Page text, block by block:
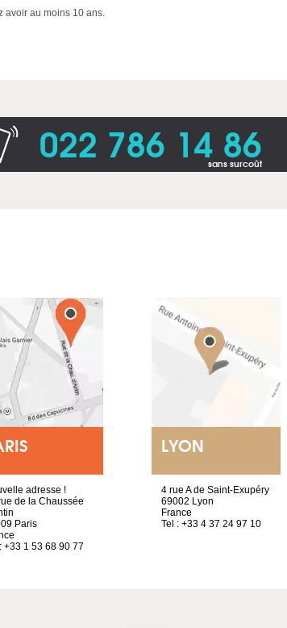
avoir au moins 10 ans.
022 786 14 86
sans surcoût
adresse !
de la Chaussée
Paris
+33 1 53 68 90 77
LYON
4 rue A de Saint-Exupéry
69002 Lyon
France
Tel : +33 4 37 24 97 10